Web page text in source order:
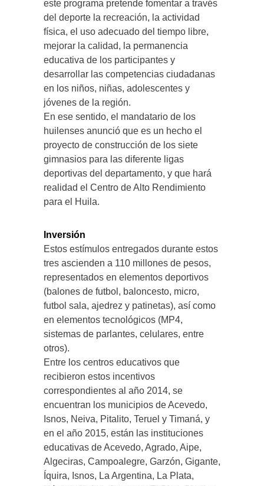
este programa pretende fomentar a través
del deporte la recreación, la actividad
física, el uso adecuado del tiempo libre,
mejorar la calidad, la permanencia
educativa de los participantes y
desarrollar las competencias ciudadanas
en los niños, niñas, adolescentes y
jóvenes de la región.
En ese sentido, el mandatario de los
huilenses anunció que es un hecho el
proyecto de construcción de los siete
gimnasios para las diferente ligas
deportivas del departamento, y que hará
realidad el Centro de Alto Rendimiento
para el Huila.
Inversión
Estos estímulos entregados durante estos
tres ascienden a 110 millones de pesos,
representados en elementos deportivos
(balones de futbol, baloncesto, micro,
futbol sala, ajedrez y patinetas), así como
en elementos tecnológicos (MP4,
sistemas de parlantes, celulares, entre
otros).
Entre los centros educativos que
recibieron estos incentivos
correspondientes al año 2014, se
encuentran los municipios de Acevedo,
Isnos, Neiva, Pitalito, Teruel y Timaná, y
en el año 2015, están las instituciones
educativas de Acevedo, Agrado, Aipe,
Algeciras, Campoalegre, Garzón, Gigante,
Íquira, Isnos, La Argentina, La Plata,